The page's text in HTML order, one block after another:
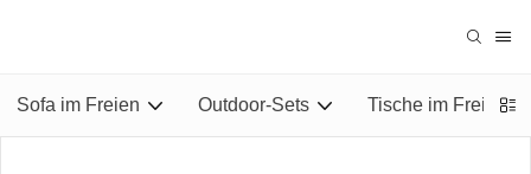
Sofa im Freien Outdoor-Sets Tische im Freien